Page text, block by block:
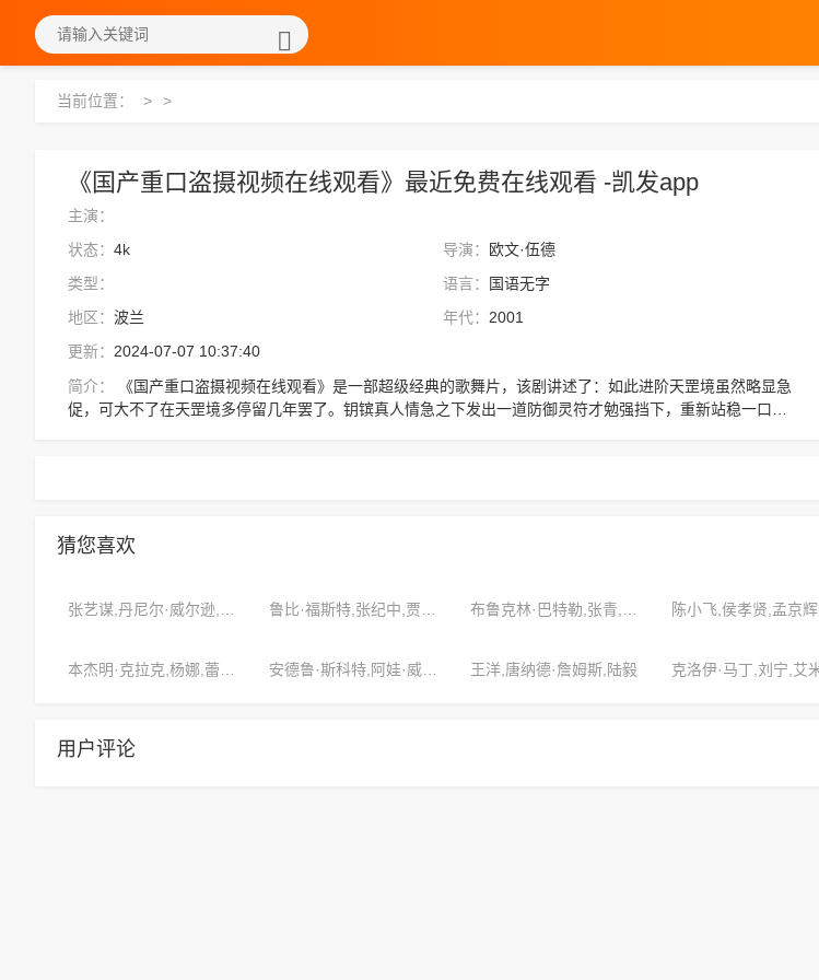
当前位置： > >
《国产重口盗摄视频在线观看》最近免费在线观看 -凯发app
主演：
状态： 4k 导演：
欧文·伍德
类型：
语言：
国语无字
地区： 波兰 年代： 2001
更新： 2024-07-07 10:37:40
简介：
促，可大不了在天罡境多停留几年罢了。钥镔真人情急之下发出一道防御灵符才勉强挡下，重新站稳一口鲜
猜您喜欢
陈小飞,侯孝贤,孟京辉
王洋,唐纳德·詹姆斯,陆毅
用户评论